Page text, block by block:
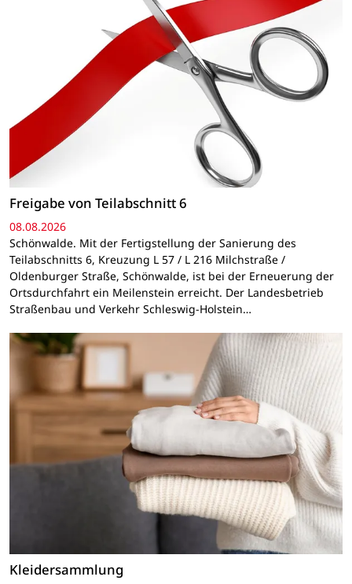
Freigabe von Teilabschnitt 6
08.08.2026
Schönwalde. Mit der Fertigstellung der Sanierung des
Teilabschnitts 6, Kreuzung L 57 / L 216 Milchstraße /
Oldenburger Straße, Schönwalde, ist bei der Erneuerung der
Ortsdurchfahrt ein Meilenstein erreicht. Der Landesbetrieb
Straßenbau und Verkehr Schleswig-Holstein…
Kleidersammlung